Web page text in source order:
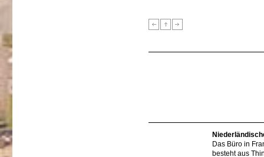
Das Büro in
besteht aus